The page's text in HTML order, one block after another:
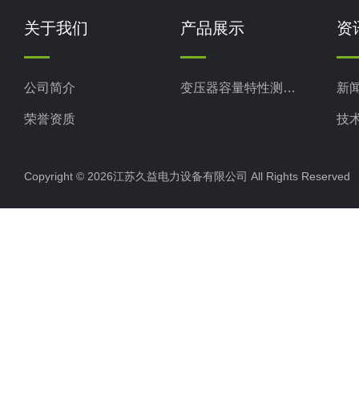
关于我们
公司简介
荣誉资质
产品展示
变压器容量特性测试仪
资
新
技
Copyright © 2026江苏久益电力设备有限公司 All Rights